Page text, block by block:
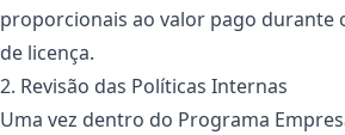
proporcionais ao valor pago durante
de licença​.
2. Revisão das Políticas Internas
Uma vez dentro do Programa